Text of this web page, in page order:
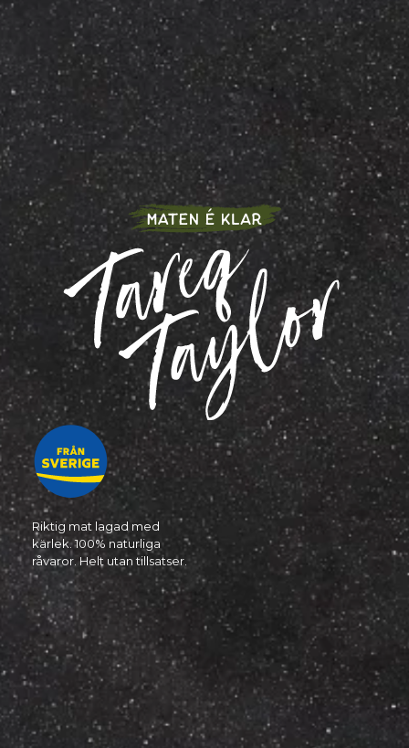
Riktig mat lagad med
kärlek. 100% naturliga
råvaror. Helt utan tillsatser.